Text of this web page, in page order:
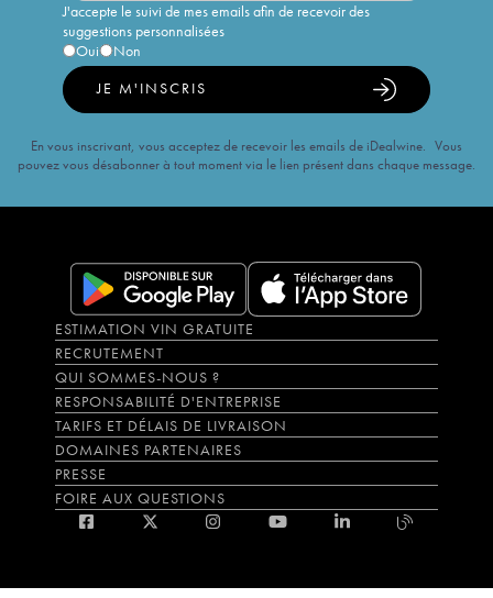
J'accepte le suivi de mes emails afin de recevoir des
suggestions personnalisées
Oui
Non
JE M'INSCRIS
En vous inscrivant, vous acceptez de recevoir les emails de iDealwine. Vous
pouvez vous désabonner à tout moment via le lien présent dans chaque message.
ESTIMATION VIN GRATUITE
RECRUTEMENT
QUI SOMMES-NOUS ?
RESPONSABILITÉ D'ENTREPRISE
TARIFS ET DÉLAIS DE LIVRAISON
DOMAINES PARTENAIRES
PRESSE
FOIRE AUX QUESTIONS